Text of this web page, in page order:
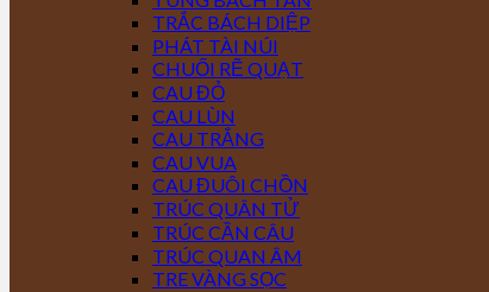
TRẮC BÁCH DIỆP
PHÁT TÀI NÚI
CHUỐI RẼ QUẠT
CAU ĐỎ
CAU LÙN
CAU TRẮNG
CAU VUA
CAU ĐUÔI CHỒN
TRÚC QUÂN TỬ
TRÚC CẦN CÂU
TRÚC QUAN ÂM
TRE VÀNG SỌC